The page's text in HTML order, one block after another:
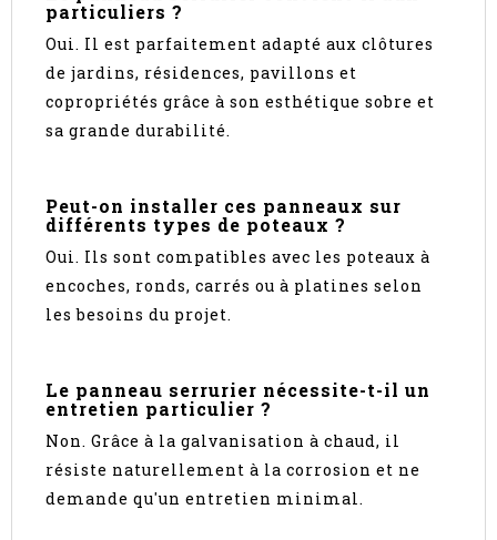
particuliers ?
Oui. Il est parfaitement adapté aux clôtures
de jardins, résidences, pavillons et
copropriétés grâce à son esthétique sobre et
sa grande durabilité.
Peut-on installer ces panneaux sur
différents types de poteaux ?
Oui. Ils sont compatibles avec les poteaux à
encoches, ronds, carrés ou à platines selon
les besoins du projet.
Le panneau serrurier nécessite-t-il un
entretien particulier ?
Non. Grâce à la galvanisation à chaud, il
résiste naturellement à la corrosion et ne
demande qu'un entretien minimal.